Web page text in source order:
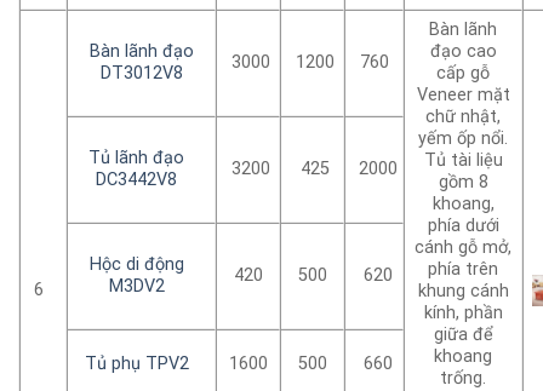
6
Bàn lãnh đạo
DT3012V8
3000 1200 760
Bàn lãnh
đạo cao
cấp gỗ
Veneer mặt
chữ nhật,
yếm ốp nổi.
Tủ tài liệu
gồm 8
khoang,
phía dưới
cánh gỗ mở,
phía trên
khung cánh
kính, phần
giữa để
khoang
trống.
Tủ lãnh đạo
DC3442V8
3200 425 2000
Hộc di động
M3DV2
420 500 620
Tủ phụ TPV2 1600 500 660